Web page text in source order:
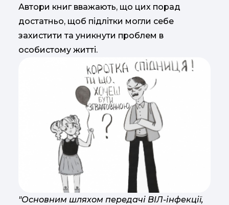
Автори книг вважають, що цих порад
достатньо, щоб підлітки могли себе
захистити та уникнути проблем в
особистому житті.
"Основним шляхом передачі ВІЛ-інфекції,